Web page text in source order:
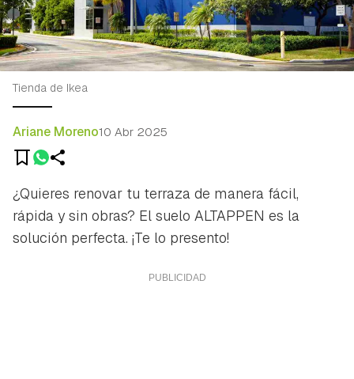
Tienda de Ikea
Ariane Moreno10 Abr 2025
¿Quieres renovar tu terraza de manera fácil,
rápida y sin obras? El suelo ALTAPPEN es la
solución perfecta. ¡Te lo presento!